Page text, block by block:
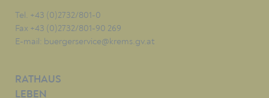
Tel. +43 (0)2732/801-0
Fax +43 (0)2732/801-90 269
E-mail: buergerservice@krems.gv.at
RATHAUS
LEBEN